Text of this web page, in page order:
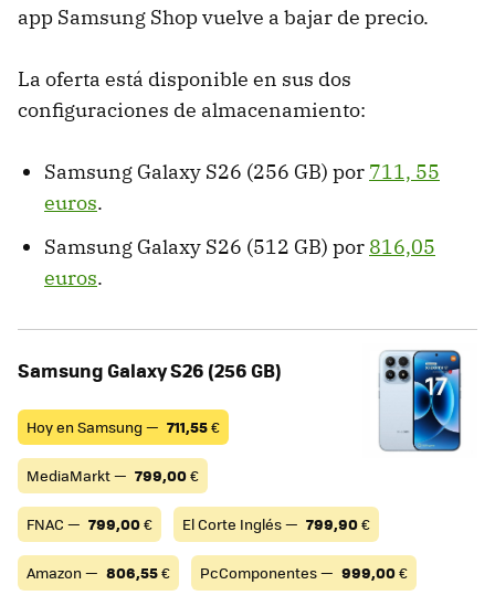
app Samsung Shop vuelve a bajar de precio.
La oferta está disponible en sus dos
configuraciones de almacenamiento:
Samsung Galaxy S26 (256 GB) por 711, 55
euros.
Samsung Galaxy S26 (512 GB) por 816,05
euros.
Samsung Galaxy S26 (256 GB)
Hoy en Samsung — 711,55€
MediaMarkt — 799,00€
FNAC — 799,00€ El Corte Inglés — 799,90€
Amazon — 806,55€ PcComponentes — 999,00€